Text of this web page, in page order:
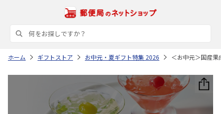
ホーム ギフトストア お中元・夏ギフト特集 2026 ＜お中元＞国産